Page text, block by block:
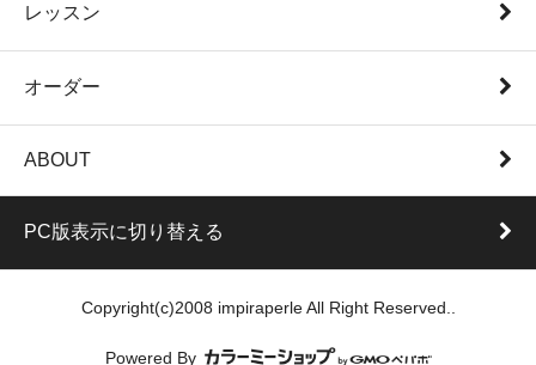
レッスン
オーダー
ABOUT
PC版表示に切り替える
Copyright(c)2008 impiraperle All Right Reserved..
Powered By